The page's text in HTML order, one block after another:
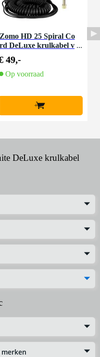
Zomo HD 25 Spiral Co
rd DeLuxe krulkabel v
49,-
Op voorraad
+
DeLuxe krulkabel